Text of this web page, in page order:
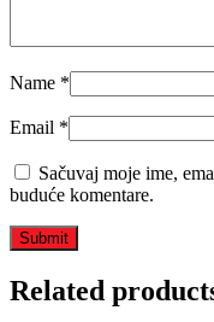
Name *
Email *
Sačuvaj moje ime,
buduće komentare.
Related